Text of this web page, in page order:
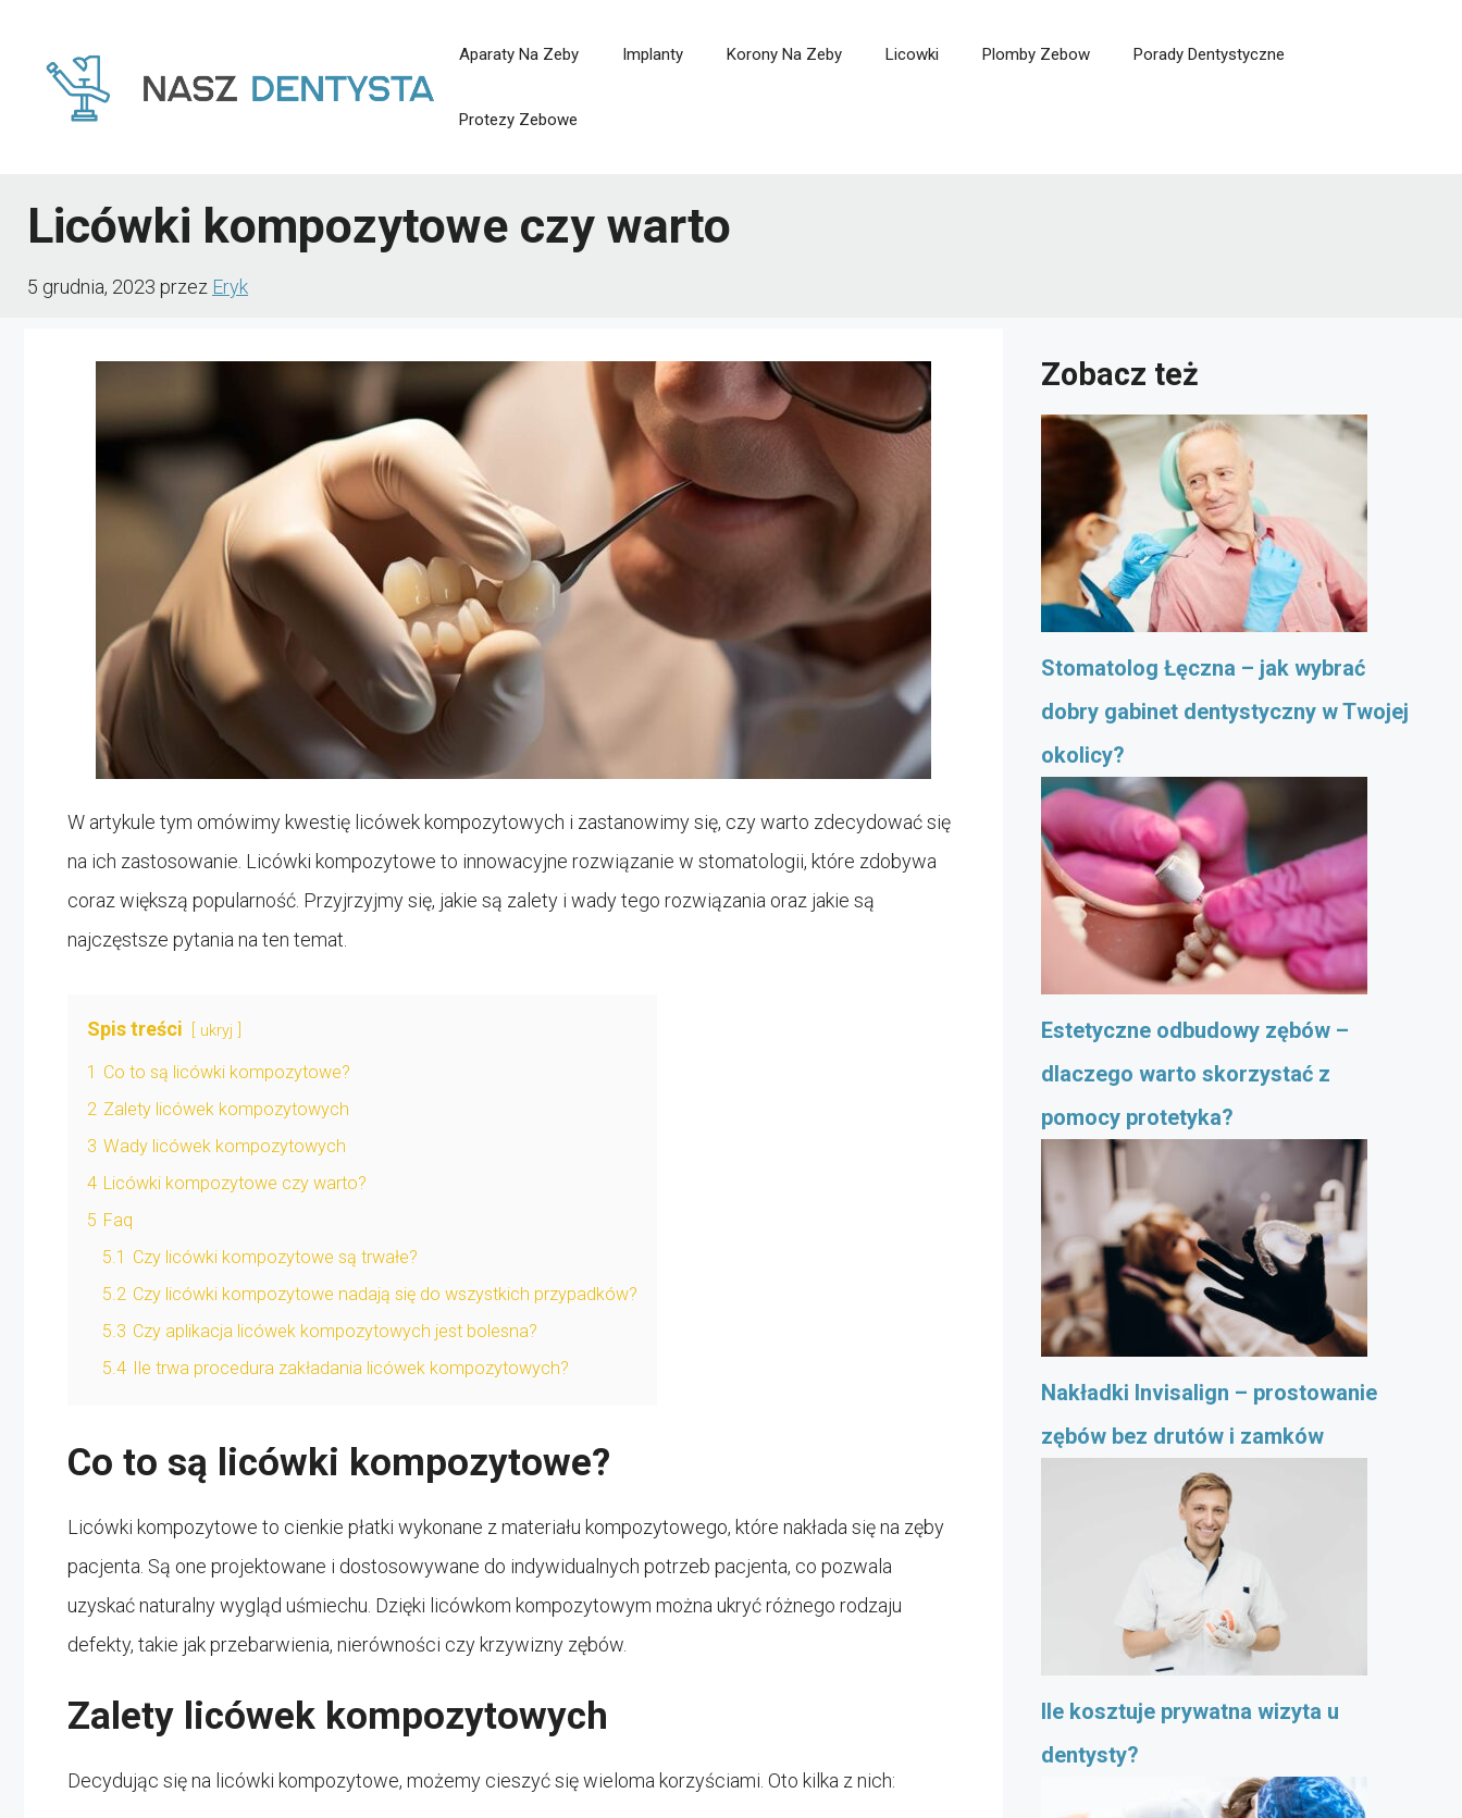
Aparaty Na Zeby Implanty Korony Na Zeby Licowki Plomby Zebow Porady Dentystyczne
Protezy Zebowe
Licówki kompozytowe czy warto
5 grudnia, 2023 przez Eryk
W artykule tym omówimy kwestię licówek kompozytowych i zastanowimy się, czy warto zdecydować się
na ich zastosowanie. Licówki kompozytowe to innowacyjne rozwiązanie w stomatologii, które zdobywa
coraz większą popularność. Przyjrzyjmy się, jakie są zalety i wady tego rozwiązania oraz jakie są
najczęstsze pytania na ten temat.
Spis treści ukryj
1 Co to są licówki kompozytowe?
2 Zalety licówek kompozytowych
3 Wady licówek kompozytowych
4 Licówki kompozytowe czy warto?
5 Faq
5.1 Czy licówki kompozytowe są trwałe?
5.2 Czy licówki kompozytowe nadają się do wszystkich przypadków?
5.3 Czy aplikacja licówek kompozytowych jest bolesna?
5.4 Ile trwa procedura zakładania licówek kompozytowych?
Co to są licówki kompozytowe?
Licówki kompozytowe to cienkie płatki wykonane z materiału kompozytowego, które nakłada się na zęby
pacjenta. Są one projektowane i dostosowywane do indywidualnych potrzeb pacjenta, co pozwala
uzyskać naturalny wygląd uśmiechu. Dzięki licówkom kompozytowym można ukryć różnego rodzaju
defekty, takie jak przebarwienia, nierówności czy krzywizny zębów.
Zalety licówek kompozytowych
Decydując się na licówki kompozytowe, możemy cieszyć się wieloma korzyściami. Oto kilka z nich:
Zobacz też
Stomatolog Łęczna – jak wybrać
dobry gabinet dentystyczny w Twojej
okolicy?
Estetyczne odbudowy zębów –
dlaczego warto skorzystać z
pomocy protetyka?
Nakładki Invisalign – prostowanie
zębów bez drutów i zamków
Ile kosztuje prywatna wizyta u
dentysty?